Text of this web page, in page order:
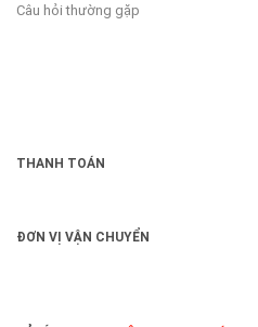
Câu hỏi thường gặp
THANH TOÁN
ĐƠN VỊ VẬN CHUYỂN